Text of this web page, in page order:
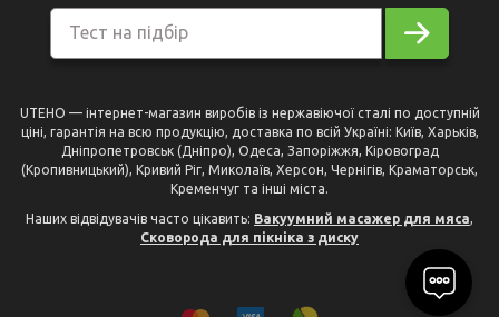
Тест на підбір
UTEHO — інтернет-магазин виробів із нержавіючої сталі по доступній
ціні, гарантія на всю продукцію, доставка по всій Україні: Київ, Харьків,
Дніпропетровськ (Дніпро), Одеса, Запоріжжя, Кіровоград
(Кропивницький), Кривий Ріг, Миколаїв, Херсон, Чернігів, Краматорськ,
Кременчуг та інші міста.
Наших відвідувачів часто цікавить: Вакуумний масажер для мяса,
Сковорода для пікніка з диску